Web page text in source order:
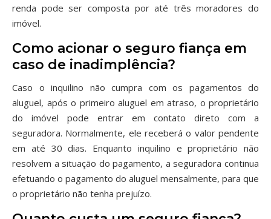
renda pode ser composta por até três moradores do
imóvel.
Como acionar o seguro fiança em
caso de inadimplência?
Caso o inquilino não cumpra com os pagamentos do
aluguel, após o primeiro aluguel em atraso, o proprietário
do imóvel pode entrar em contato direto com a
seguradora. Normalmente, ele receberá o valor pendente
em até 30 dias. Enquanto inquilino e proprietário não
resolvem a situação do pagamento, a seguradora continua
efetuando o pagamento do aluguel mensalmente, para que
o proprietário não tenha prejuízo.